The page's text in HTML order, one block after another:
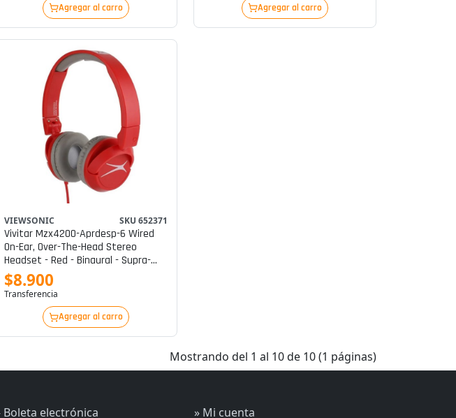
Agregar al carro Agregar al carro
VIEWSONIC SKU 652371
Vivitar Mzx4200-Aprdesp-6 Wired
On-Ear, Over-The-Head Stereo
Headset - Red - Binaural - Supra-
Aural - Mini-Phone (3.5mm)
$8.900
Transferencia
Agregar al carro
Mostrando del 1 al 10 de 10 (1 páginas)
Boleta electrónica » Mi cuenta